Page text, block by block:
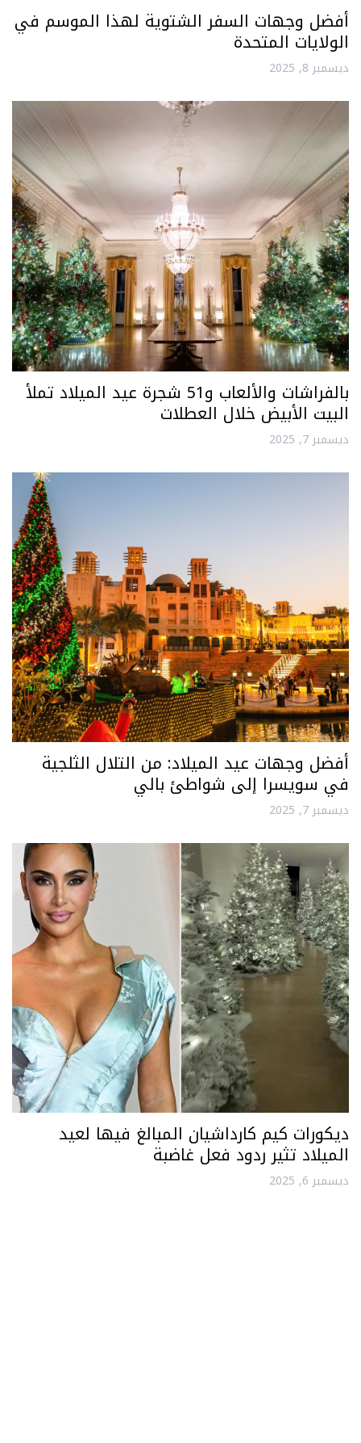
أفضل وجهات السفر الشتوية لهذا الموسم في
الولايات المتحدة
ديسمبر 8, 2025
بالفراشات والألعاب و51 شجرة عيد الميلاد تملأ
البيت الأبيض خلال العطلات
ديسمبر 7, 2025
أفضل وجهات عيد الميلاد: من التلال الثلجية
في سويسرا إلى شواطئ بالي
ديسمبر 7, 2025
ديكورات كيم كارداشيان المبالغ فيها لعيد
الميلاد تثير ردود فعل غاضبة
ديسمبر 6, 2025